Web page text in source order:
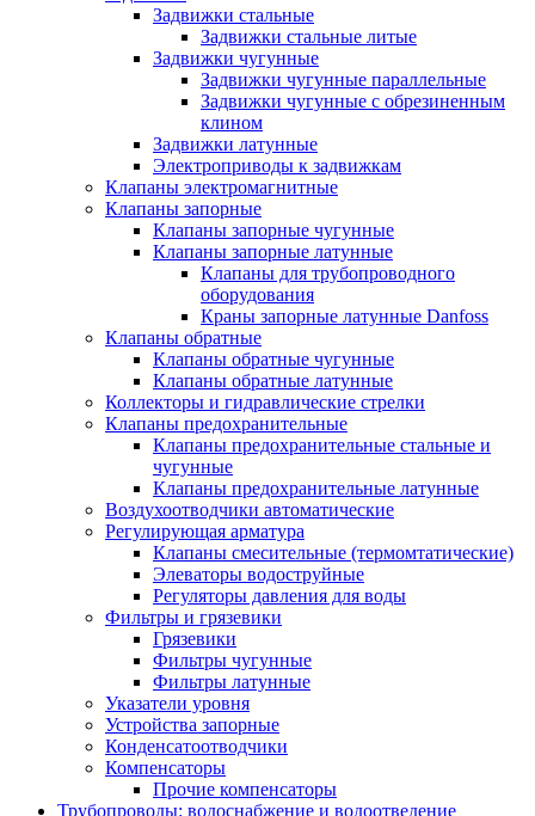
Задвижки стальные
Задвижки стальные литые
Задвижки чугунные
Задвижки чугунные параллельные
Задвижки чугунные с обрезиненным
клином
Задвижки латунные
Электроприводы к задвижкам
Клапаны электромагнитные
Клапаны запорные
Клапаны запорные чугунные
Клапаны запорные латунные
Клапаны для трубопроводного
оборудования
Краны запорные латунные Danfoss
Клапаны обратные
Клапаны обратные чугунные
Клапаны обратные латунные
Коллекторы и гидравлические стрелки
Клапаны предохранительные
Клапаны предохранительные стальные и
чугунные
Клапаны предохранительные латунные
Воздухоотводчики автоматические
Регулирующая арматура
Клапаны смесительные (термомтатические)
Элеваторы водоструйные
Регуляторы давления для воды
Фильтры и грязевики
Грязевики
Фильтры чугунные
Фильтры латунные
Указатели уровня
Устройства запорные
Конденсатоотводчики
Компенсаторы
Прочие компенсаторы
Трубопроводы: водоснабжение и водоотведение